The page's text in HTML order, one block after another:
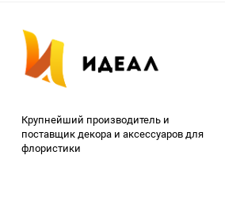
Крупнейший производитель и
поставщик декора и аксессуаров для
флористики